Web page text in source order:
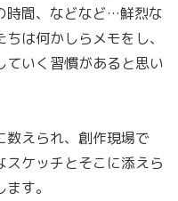
時間、などなど…鮮烈な
は何かしらメモをし、
ていく習慣があると思い
数えられ、創作現場で
ケッチとそこに添えら
す。